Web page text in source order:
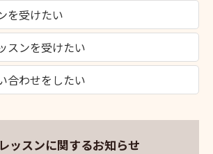
を受けたい
スンを受けたい
合わせをしたい
ッスンに関するお知らせ